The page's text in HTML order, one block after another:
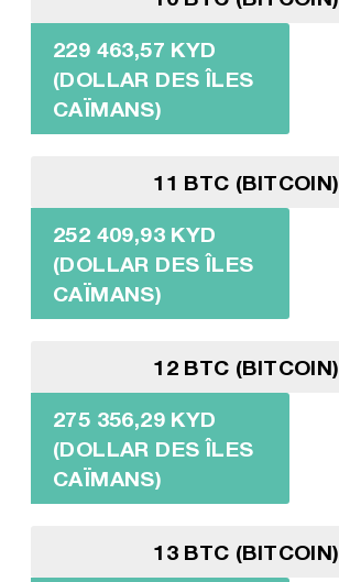
229 463,57 KYD
(DOLLAR DES ÎLES
CAÏMANS)
11 BTC (BITCOIN)
252 409,93 KYD
(DOLLAR DES ÎLES
CAÏMANS)
12 BTC (BITCOIN)
275 356,29 KYD
(DOLLAR DES ÎLES
CAÏMANS)
13 BTC (BITCOIN)